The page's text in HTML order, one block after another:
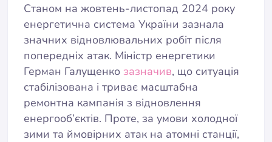
Станом на жовтень-листопад 2024 року
енергетична система України зазнала
значних відновлювальних робіт після
попередніх атак. Міністр енергетики
Герман Галущенко зазначив, що ситуація
стабілізована і триває масштабна
ремонтна кампанія з відновлення
енергооб’єктів. Проте, за умови холодної
зими та ймовірних атак на атомні станції,